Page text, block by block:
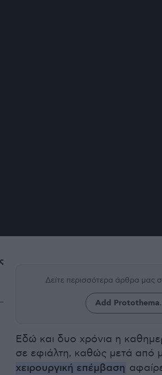
Δείτε περισσότερα άρθρα μας
Add
Εδώ και δυο χρόνια η
σε εφιάλτη, καθώς μετά από
χειρουργική επέμβαση